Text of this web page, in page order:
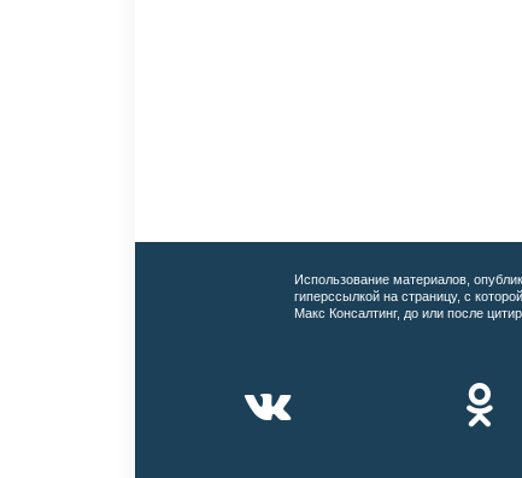
Использование материалов,
гиперссылкой на страницу, с
Макс Консалтинг, до или после